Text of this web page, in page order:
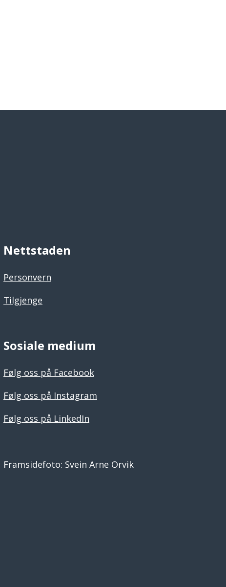
Nettstaden
Personvern
Tilgjenge
Sosiale medium
Følg oss på Facebook
Følg oss på Instagram
Følg oss på LinkedIn
Framsidefoto: Svein Arne Orvik